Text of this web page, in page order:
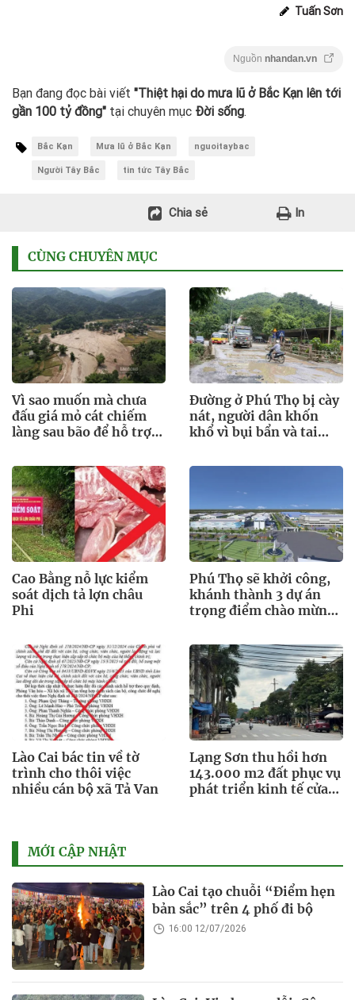
Tuấn Sơn
Nguồn nhandan.vn
Bạn đang đọc bài viết "Thiệt hại do mưa lũ ở Bắc Kạn lên tới
gần 100 tỷ đồng" tại chuyên mục Đời sống.
Bắc Kạn Mưa lũ ở Bắc Kạn nguoitaybac
Người Tây Bắc tin tức Tây Bắc
Chia sẻ In
CÙNG CHUYÊN MỤC
Vì sao muốn mà chưa
đấu giá mỏ cát chiếm
làng sau bão để hỗ trợ
Đường ở Phú Thọ bị cày
nát, người dân khốn
khổ vì bụi bẩn và tai
Cao Bằng nỗ lực kiểm
soát dịch tả lợn châu
Phi
Phú Thọ sẽ khởi công,
khánh thành 3 dự án
trọng điểm chào mừng
Lào Cai bác tin về tờ
trình cho thôi việc
nhiều cán bộ xã Tả Van
Lạng Sơn thu hồi hơn
143.000 m2 đất phục vụ
phát triển kinh tế cửa
MỚI CẬP NHẬT
Lào Cai tạo chuỗi “Điểm hẹn
bản sắc” trên 4 phố đi bộ
16:00 12/07/2026